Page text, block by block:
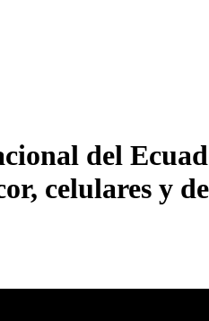
del
celulares y